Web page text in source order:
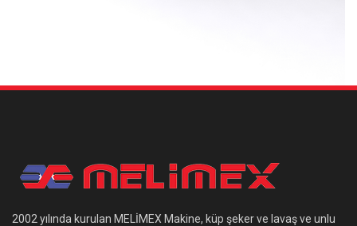
2002 yılında kurulan MELİMEX Makine, küp şeker ve lavaş ve unlu